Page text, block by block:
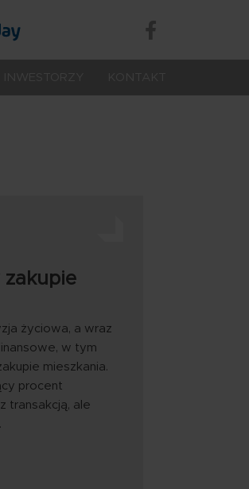
Portale
Treść
zakupie
życiowa, a wraz
w tym
mieszkania.
procent
transakcją, ale